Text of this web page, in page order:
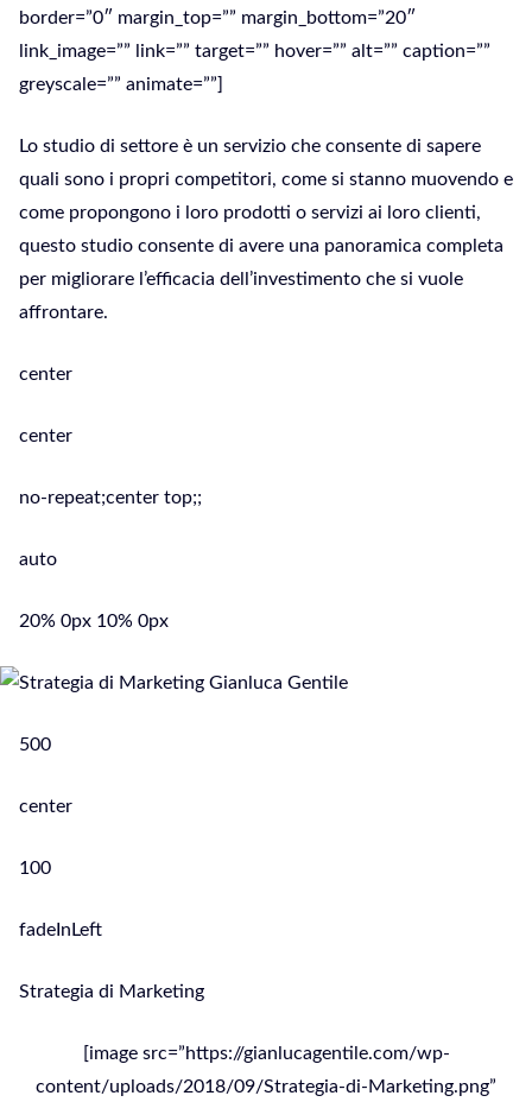
border=”0″ margin_top=”” margin_bottom=”20″
link_image=”” link=”” target=”” hover=”” alt=”” caption=””
greyscale=”” animate=””]
Lo studio di settore è un servizio che consente di sapere
quali sono i propri competitori, come si stanno muovendo e
come propongono i loro prodotti o servizi ai loro clienti,
questo studio consente di avere una panoramica completa
per migliorare l’efficacia dell’investimento che si vuole
affrontare.
center
center
no-repeat;center top;;
auto
20% 0px 10% 0px
500
center
100
fadeInLeft
Strategia di Marketing
[image src=”https://gianlucagentile.com/wp-
content/uploads/2018/09/Strategia-di-Marketing.png”